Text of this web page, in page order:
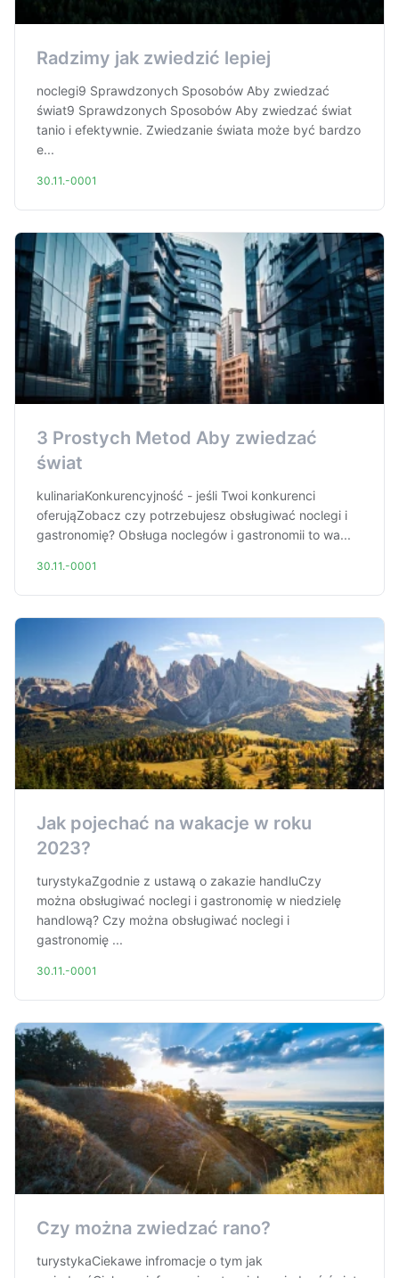
Radzimy jak zwiedzić lepiej
noclegi9 Sprawdzonych Sposobów Aby zwiedzać
świat9 Sprawdzonych Sposobów Aby zwiedzać świat
tanio i efektywnie. Zwiedzanie świata może być bardzo
e...
30.11.-0001
3 Prostych Metod Aby zwiedzać
świat
kulinariaKonkurencyjność - jeśli Twoi konkurenci
oferująZobacz czy potrzebujesz obsługiwać noclegi i
gastronomię? Obsługa noclegów i gastronomii to wa...
30.11.-0001
Jak pojechać na wakacje w roku
2023?
turystykaZgodnie z ustawą o zakazie handluCzy
można obsługiwać noclegi i gastronomię w niedzielę
handlową? Czy można obsługiwać noclegi i
gastronomię ...
30.11.-0001
Czy można zwiedzać rano?
turystykaCiekawe infromacje o tym jak